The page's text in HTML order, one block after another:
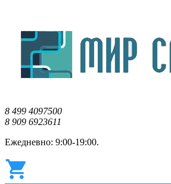
8 499 4097500
8 909 6923611
Ежедневно: 9:00-19:00.